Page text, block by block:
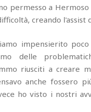
permesso a
creando l'assist
impensierito
delle
riusciti a creare
anche fossero
ho visto i nostri